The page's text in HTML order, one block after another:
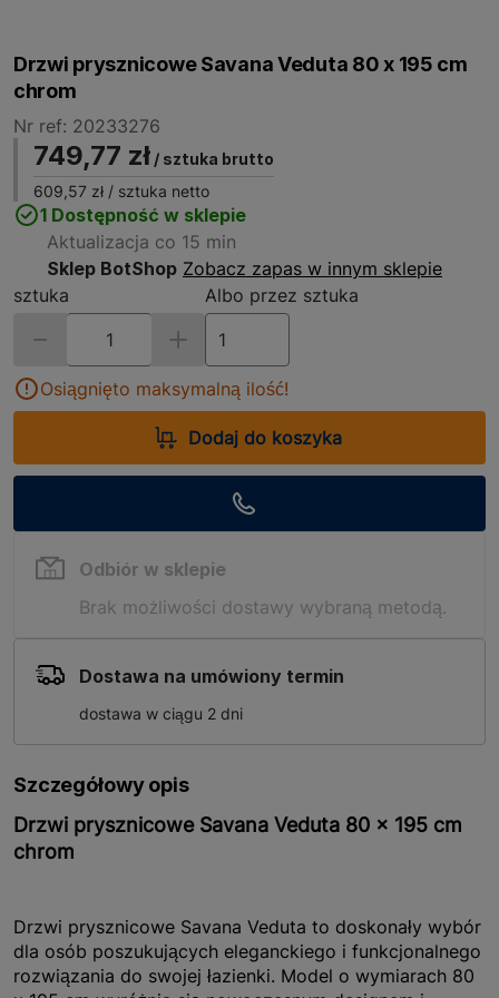
Drzwi prysznicowe Savana Veduta 80 x 195 cm
chrom
Nr ref: 20233276
749,77 zł / sztuka brutto
609,57 zł / sztuka netto
1 Dostępność w sklepie
Aktualizacja co 15 min
Sklep BotShop Zobacz zapas w innym sklepie
sztuka
Albo przez sztuka
Osiągnięto maksymalną ilość!
Dodaj do koszyka
Odbiór w sklepie
Brak możliwości dostawy wybraną metodą.
Dostawa na umówiony termin
dostawa w ciągu 2 dni
Szczegółowy opis
Drzwi prysznicowe Savana Veduta 80 x 195 cm
chrom
Drzwi prysznicowe Savana Veduta to doskonały wybór
dla osób poszukujących eleganckiego i funkcjonalnego
rozwiązania do swojej łazienki. Model o wymiarach 80